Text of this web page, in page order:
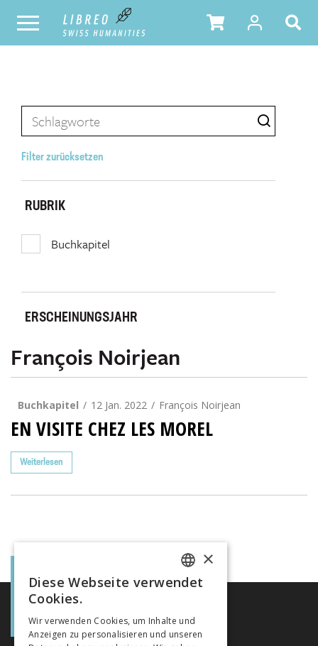
Filter zurücksetzen
RUBRIK
Buchkapitel
ERSCHEINUNGSJAHR
François Noirjean
Buchkapitel 12 Jan. 2022 François Noirjean
EN VISITE CHEZ LES MOREL
Weiterlesen
FRENCH
ITALIAN
×
Diese Webseite verwendet
Cookies.
Wir verwenden Cookies, um Inhalte und
Anzeigen zu personalisieren und unseren